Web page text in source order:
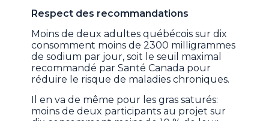
Respect des recommandations
Moins de deux adultes québécois sur dix
consomment moins de 2300 milligrammes
de sodium par jour, soit le seuil maximal
recommandé par Santé Canada pour
réduire le risque de maladies chroniques.
Il en va de même pour les gras saturés:
moins de deux participants au projet sur